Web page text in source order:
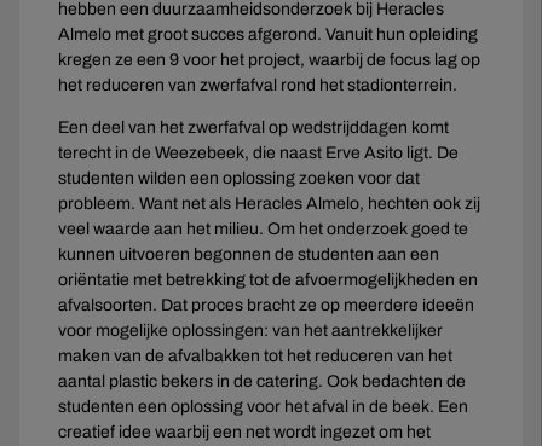
hebben een duurzaamheidsonderzoek bij Heracles
Almelo met groot succes afgerond. Vanuit hun opleiding
kregen ze een 9 voor het project, waarbij de focus lag op
het reduceren van zwerfafval rond het stadionterrein.
Een deel van het zwerfafval op wedstrijddagen komt
terecht in de Weezebeek, die naast Erve Asito ligt. De
studenten wilden een oplossing zoeken voor dat
probleem. Want net als Heracles Almelo, hechten ook zij
veel waarde aan het milieu. Om het onderzoek goed te
kunnen uitvoeren begonnen de studenten aan een
oriëntatie met betrekking tot de afvoermogelijkheden en
afvalsoorten. Dat proces bracht ze op meerdere ideeën
voor mogelijke oplossingen: van het aantrekkelijker
maken van de afvalbakken tot het reduceren van het
aantal plastic bekers in de catering. Ook bedachten de
studenten een oplossing voor het afval in de beek. Een
creatief idee waarbij een net wordt ingezet om het